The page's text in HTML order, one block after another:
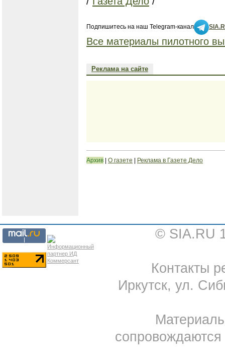
Подпишитесь на наш Telegram-канал
Все материалы пилотного
Реклама на сайте
Архив | О газете | Реклама в Газете Дело
© SIA.RU
Контакты
Иркутск, ул.